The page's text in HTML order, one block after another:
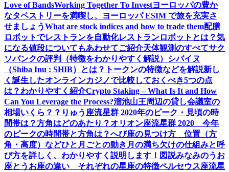
Love of BandsWorking Together To Investヨーロッパの豊か
なタペストリーを満喫し、ヨーロッパ ESIM で旅を充実さ
せましょうWhat are stock indices and how to trade them配膳
ロボットでレストランを自動化レストランロボットとは？気
になる値段についてもあわせてご紹介天体観測のすべてサク
ソバンクの評判（特徴をわかりやすく解説） シバイヌ
（Shiba Inu : SHIB）とは？トークンの特徴などを解説新し
く誕生したオンラインカジノで比較しておくべき5つの点
は？わかりやすく紹介Crypto Staking – What Is It and How
Can You Leverage the Process?溜池山王周辺の貸し会議室の
相場いくら？？ りゅう座流星群 2020年のピーク・見頃の時
間帯は？方角はどのあたり？オリオン座流星群 2020 今年
のピークの時間帯と方角は？へび座の見つけ方 位置（方
角・高度）などひと月ごとの動き 月の満ち欠けの仕組みと呼
び方を詳しく、わかりやすく説明します！図説みなみのうお
座とうお座の違い それぞれの星座の特徴ペルセウス座流星